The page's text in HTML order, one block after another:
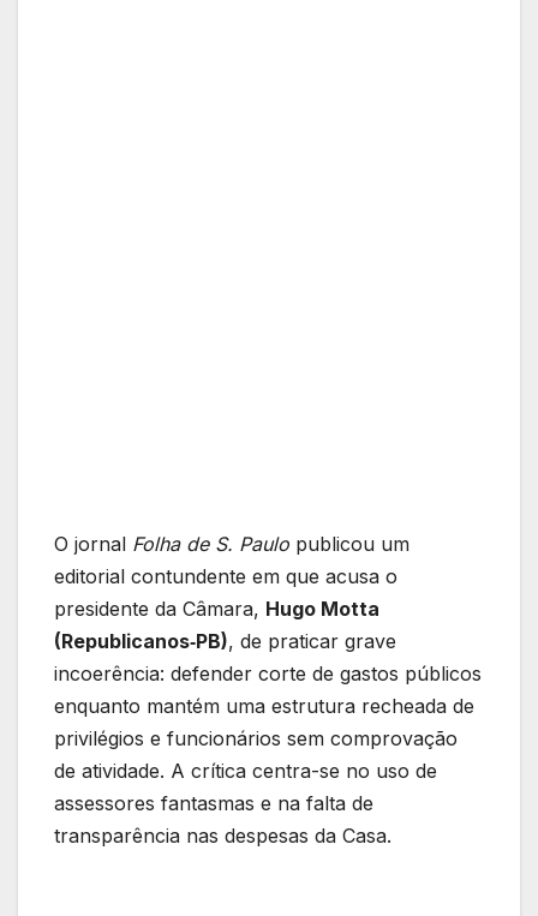
O jornal Folha de S. Paulo publicou um
editorial contundente em que acusa o
presidente da Câmara, Hugo Motta
(Republicanos‑PB), de praticar grave
incoerência: defender corte de gastos públicos
enquanto mantém uma estrutura recheada de
privilégios e funcionários sem comprovação
de atividade. A crítica centra-se no uso de
assessores fantasmas e na falta de
transparência nas despesas da Casa.